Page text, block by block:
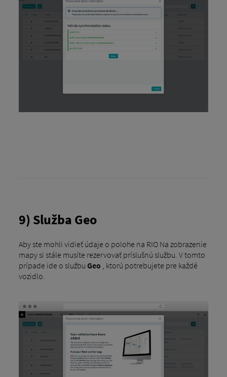
9) Služba Geo
Aby ste mohli vidieť údaje o polohe na RIO Na zobrazenie
mapy si stále musíte rezervovať príslušnú službu. V tomto
prípade ide o službu Geo , ktorú potrebujete pre každé
vozidlo.